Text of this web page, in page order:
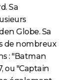
Sa
Globe. Sa
de nombreux
: "Batman
ou "Captain